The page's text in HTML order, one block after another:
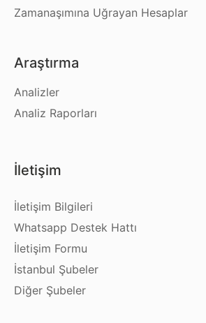
Zamanaşımına Uğrayan Hesaplar
Araştırma
Analizler
Analiz Raporları
İletişim
İletişim Bilgileri
Whatsapp Destek Hattı
İletişim Formu
İstanbul Şubeler
Diğer Şubeler